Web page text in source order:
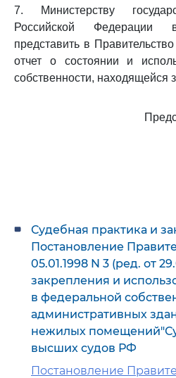
7. Министерству
Российской
представить в
отчет о состоянии и
собственности, находящейся
Судебная практика и
Постановление
05.01.1998 N 3 (ред. от
закрепления и
в федеральной
административных
нежилых
высших судов РФ
Постановление